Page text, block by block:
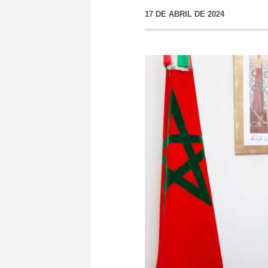
17 DE ABRIL DE 2024